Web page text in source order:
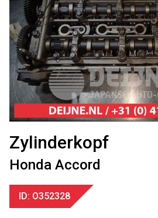
Zylinderkopf
Honda Accord
ID: O352328